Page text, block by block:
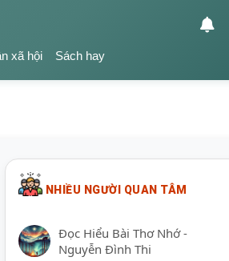
xã hội Sách hay
NHIỀU NGƯỜI QUAN TÂM
Đọc Hiểu Bài Thơ Nhớ -
Nguyễn Đình Thi